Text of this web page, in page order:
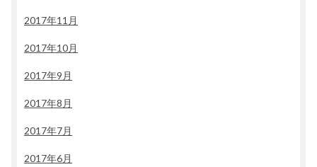
2017年11月
2017年10月
2017年9月
2017年8月
2017年7月
2017年6月